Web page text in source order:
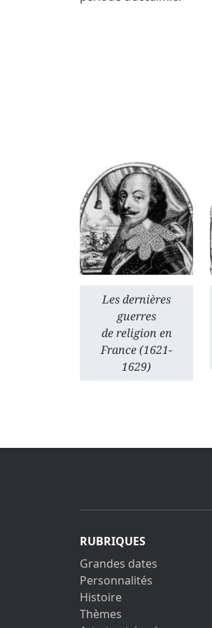
Les dernières
guerres
de religion en
France (1621-
1629)
RUBRIQUES
Grandes dates
Personnalités
Histoire
Thèmes